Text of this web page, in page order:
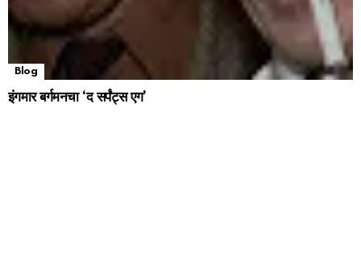
Blog
इंगमार बर्गमनचा ‘द सर्पंट्स एग’